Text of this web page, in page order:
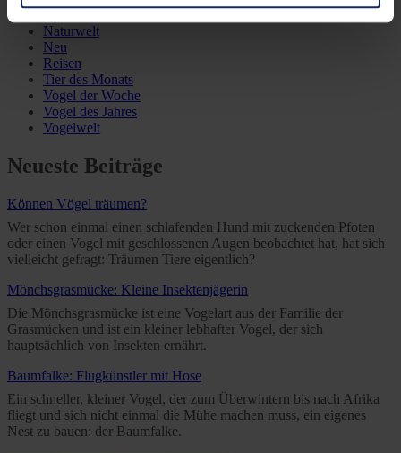
You can consent to the use of non-essential cookies by
clicking on the "Accept all" button or change your mind by
clicking on "Reject". You can access your settings at any
time and deselect cookies at any time (in the Privacy
Policy and in the footer of our website).
Further information on the procedures used and your
Naturwelt
Neu
Reisen
Tier des Monats
Vogel der Woche
Vogel des Jahres
Vogelwelt
Neueste Beiträge
Können Vögel träumen?
Wer schon einmal einen schlafenden Hund mit zuckenden Pfoten
oder einen Vogel mit geschlossenen Augen beobachtet hat, hat sich
vielleicht gefragt: Träumen Tiere eigentlich?
Mönchsgrasmücke: Kleine Insektenjägerin
Die Mönchsgrasmücke ist eine Vogelart aus der Familie der
Grasmücken und ist ein kleiner lebhafter Vogel, der sich
hauptsächlich von Insekten ernährt.
Baumfalke: Flugkünstler mit Hose
Ein schneller, kleiner Vogel, der zum Überwintern bis nach Afrika
fliegt und sich nicht einmal die Mühe machen muss, ein eigenes
Nest zu bauen: der Baumfalke.